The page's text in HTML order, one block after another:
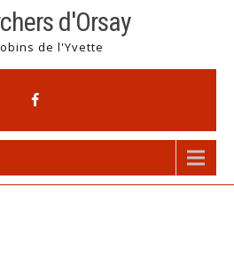
d'Orsay
de l'Yvette